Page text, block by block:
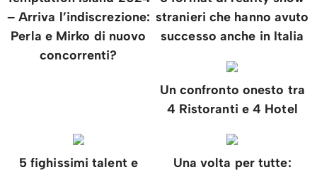
– Arriva l’indiscrezione:
Perla e Mirko di nuovo
concorrenti?
stranieri che hanno avuto
successo anche in Italia
Un confronto onesto tra
4 Ristoranti e 4 Hotel
5 fighissimi talent e
Una volta per tutte: